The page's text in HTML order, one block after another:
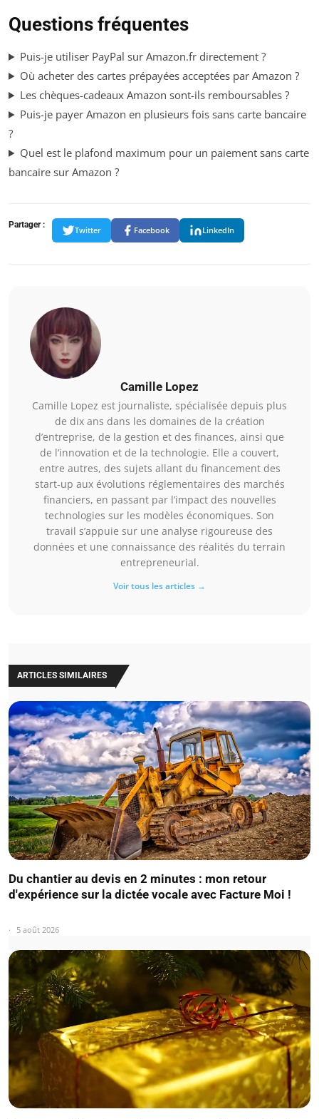
Questions fréquentes
Puis-je utiliser PayPal sur Amazon.fr directement ?
Où acheter des cartes prépayées acceptées par Amazon ?
Les chèques-cadeaux Amazon sont-ils remboursables ?
Puis-je payer Amazon en plusieurs fois sans carte bancaire
?
Quel est le plafond maximum pour un paiement sans carte
bancaire sur Amazon ?
Partager :
Twitter Facebook LinkedIn
Camille Lopez
Camille Lopez est journaliste, spécialisée depuis plus
de dix ans dans les domaines de la création
d’entreprise, de la gestion et des finances, ainsi que
de l’innovation et de la technologie. Elle a couvert,
entre autres, des sujets allant du financement des
start-up aux évolutions réglementaires des marchés
financiers, en passant par l’impact des nouvelles
technologies sur les modèles économiques. Son
travail s’appuie sur une analyse rigoureuse des
données et une connaissance des réalités du terrain
entrepreneurial.
Voir tous les articles →
ARTICLES SIMILAIRES
Du chantier au devis en 2 minutes : mon retour
d'expérience sur la dictée vocale avec Facture Moi !
5 août 2026